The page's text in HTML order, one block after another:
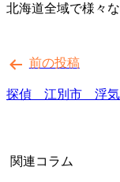
北海道全域で様々
稿
ナ
ー
前の投稿
探偵 江別市 浮気
関連コラム